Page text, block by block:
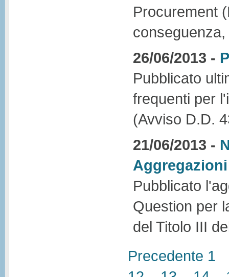
Procurement
26/06/2013 -
Pubblicato
frequenti per
(Avviso D.D.
21/06/2013 -
Pubblicato
Question per
del Titolo III
Precedente 1